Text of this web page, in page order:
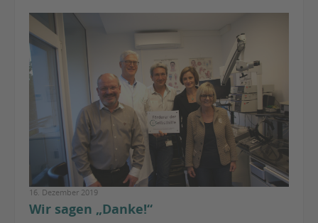
16. Dezember 2019
Wir sagen „Danke!“